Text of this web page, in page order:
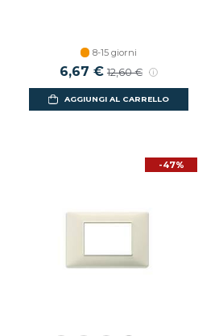
8-15 giorni
Prezzo scontato
6,67 € Prezzo di listino
12,60 €
AGGIUNGI AL CARRELLO
-47%